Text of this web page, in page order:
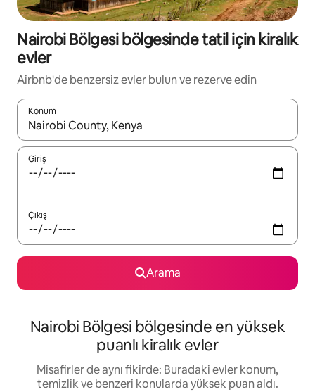
Nairobi Bölgesi bölgesinde tatil için kiralık
evler
Airbnb'de benzersiz evler bulun ve rezerve edin
Konum
Sonuçlar kullanılabilir olduğunda yukarı ve aşağı oklarıyla
Giriş
Çıkış
Arama
Nairobi Bölgesi bölgesinde en yüksek
puanlı kiralık evler
Misafirler de aynı fikirde: Buradaki evler konum,
temizlik ve benzeri konularda yüksek puan aldı.